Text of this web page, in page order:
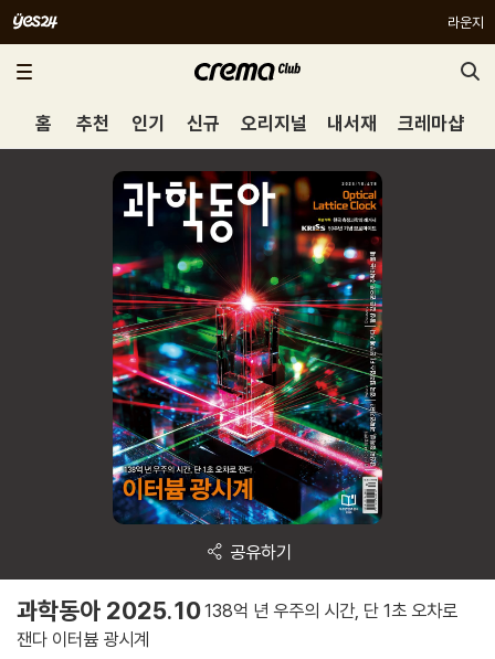
라운지
홈 추천 인기 신규 오리지널 내서재 크레마샵
공유하기
과학동아 2025.10138억 년 우주의 시간, 단 1초 오차로
잰다 이터븀 광시계